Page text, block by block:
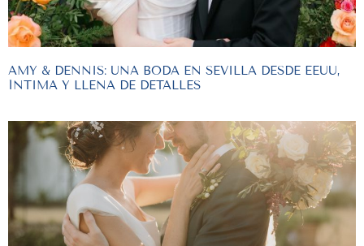
AMY & DENNIS: UNA BODA EN SEVILLA DESDE EEUU,
ÍNTIMA Y LLENA DE DETALLES